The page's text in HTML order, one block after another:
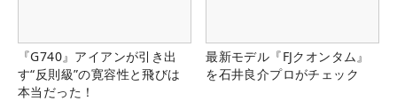
『G740』アイアンが引き出
す“反則級”の寛容性と飛びは
本当だった！
最新モデル『FJクオンタム』
を石井良介プロがチェック